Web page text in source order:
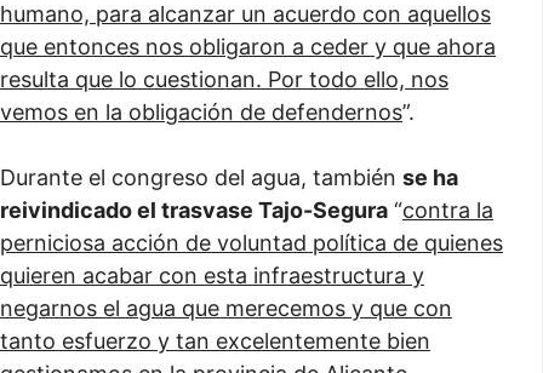
humano, para alcanzar un acuerdo con aquellos
que entonces nos obligaron a ceder y que ahora
resulta que lo cuestionan. Por todo ello, nos
vemos en la obligación de defendernos”.
Durante el congreso del agua, también se ha
reivindicado el trasvase Tajo-Segura “contra la
perniciosa acción de voluntad política de quienes
quieren acabar con esta infraestructura y
negarnos el agua que merecemos y que con
tanto esfuerzo y tan excelentemente bien